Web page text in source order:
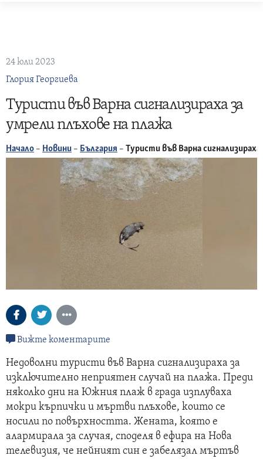
24 юли 2023
Глория Георгиева
Туристи във Варна сигнализираха за
умрели плъхове на плажа
Начало – Новини – България – Туристи във Варна
Вижте коментарите
Недоволни туристи във Варна сигнализираха за
изключително неприятен случай на плажа. Преди
няколко дни на Южния плаж в града изплуваха
мокри кърпички и мъртви плъхове, които се
носили по повърхността. Жената, която е
алармирала за случая, споделя в ефира на Нова
телевизия, че нейният син е забелязал мъртъв